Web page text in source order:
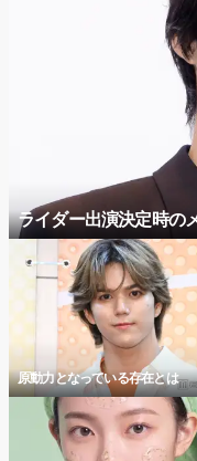
ライダー出演決定時の
原動力となっている存在とは